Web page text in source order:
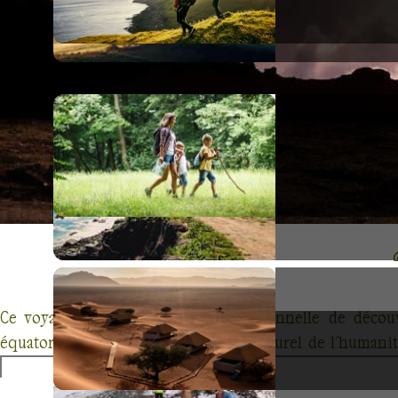
Ce voyage est une occasion exceptionnelle de
équatorienne. Classées patrimoine naturel de
biodiversité exceptionnelle, les îles offrent une